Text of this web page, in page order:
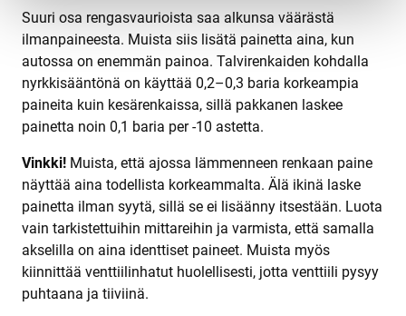
Suuri osa rengasvaurioista saa alkunsa väärästä
ilmanpaineesta. Muista siis lisätä painetta aina, kun
autossa on enemmän painoa. Talvirenkaiden kohdalla
nyrkkisääntönä on käyttää 0,2–0,3 baria korkeampia
paineita kuin kesärenkaissa, sillä pakkanen laskee
painetta noin 0,1 baria per -10 astetta.
Vinkki! Muista, että ajossa lämmenneen renkaan paine
näyttää aina todellista korkeammalta. Älä ikinä laske
painetta ilman syytä, sillä se ei lisäänny itsestään. Luota
vain tarkistettuihin mittareihin ja varmista, että samalla
akselilla on aina identtiset paineet. Muista myös
kiinnittää venttiilinhatut huolellisesti, jotta venttiili pysyy
puhtaana ja tiiviinä.